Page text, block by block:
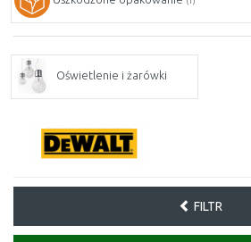
Oświetlenie i żarówki
FILTR